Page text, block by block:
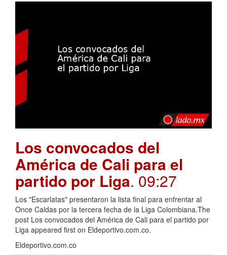
Los convocados del
América de Cali para el
partido por Liga. 09:27
Los "Escarlatas" presentaron la lista final para enfrentar al
Once Caldas por la tercera fecha de la Liga Colombiana.The
post Los convocados del América de Cali para el partido por
Liga appeared first on Eldeportivo.com.co.
Eldeportivo.com.co